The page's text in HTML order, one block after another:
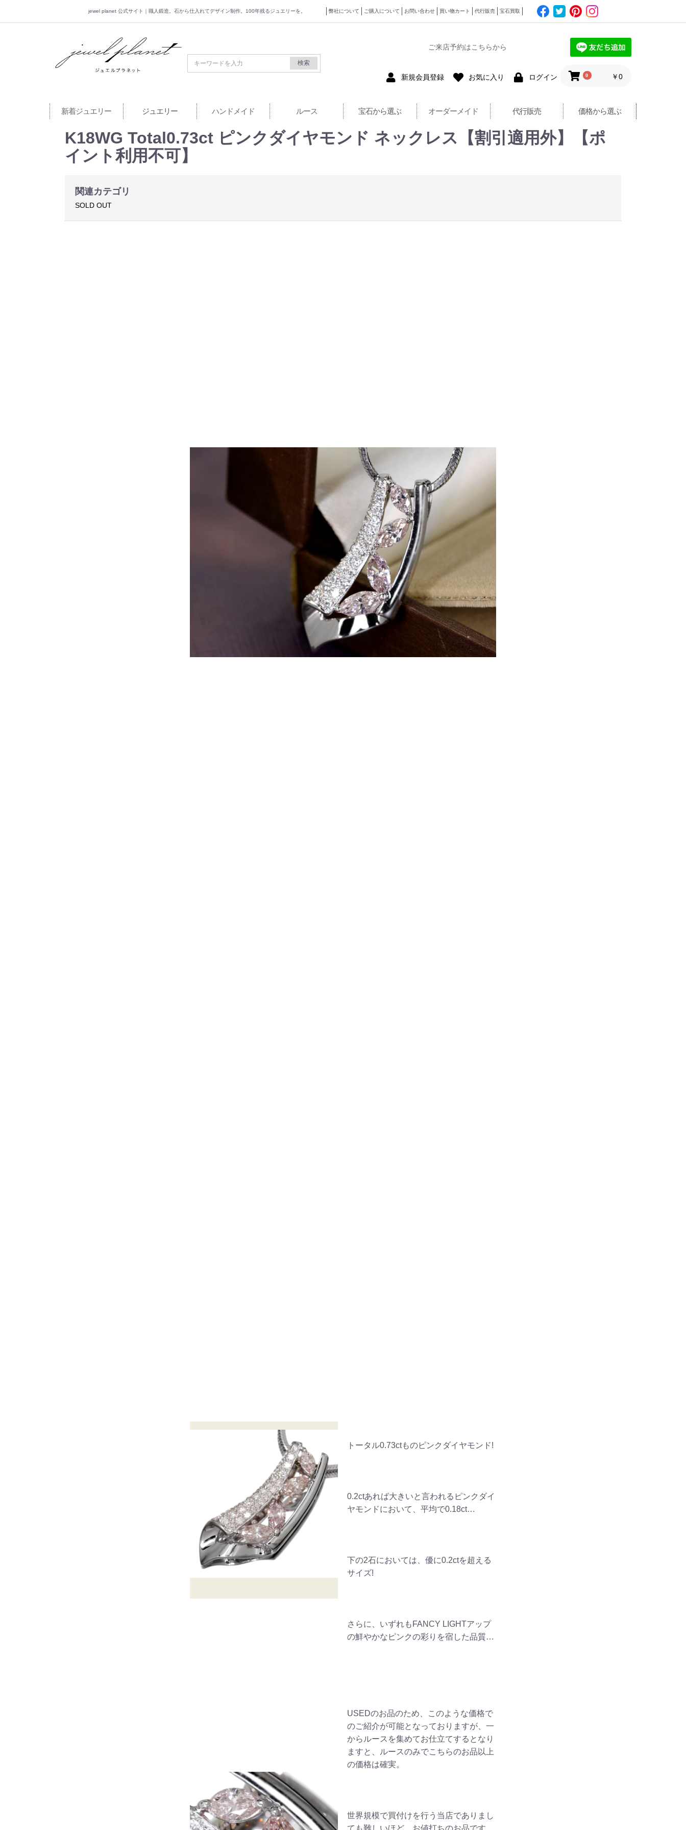
jewel planet 公式サイト｜職人鍛造。石から仕入れてデザイン制作。100年残るジュエリーを。 弊社について ご購入について お問い合わせ 買い物カート 代行販売 宝石買取
jewel planet 公式サイト
検索
ご来店予約はこちらから
新規会員登録 お気に入り ログイン 0 ￥0
新着ジュエリー ジュエリー ハンドメイド ルース 宝石から選ぶ オーダーメイド 代行販売 価格から選ぶ
K18WG Total0.73ct ピンクダイヤモンド ネックレス【割引適用外】【ポ
イント利用不可】
関連カテゴリ
SOLD OUT
トータル0.73ctものピンクダイヤモンド!
0.2ctあれば大きいと言われるピンクダイ
ヤモンドにおいて、平均で0.18ct…
下の2石においては、優に0.2ctを超える
サイズ!
さらに、いずれもFANCY LIGHTアップ
の鮮やかなピンクの彩りを宿した品質…
USEDのお品のため、このような価格で
のご紹介が可能となっておりますが、一
からルースを集めてお仕立てするとなり
ますと、ルースのみでこちらのお品以上
の価格は確実。
世界規模で買付けを行う当店でありまし
ても難しいほど、お値打ちのお品です。